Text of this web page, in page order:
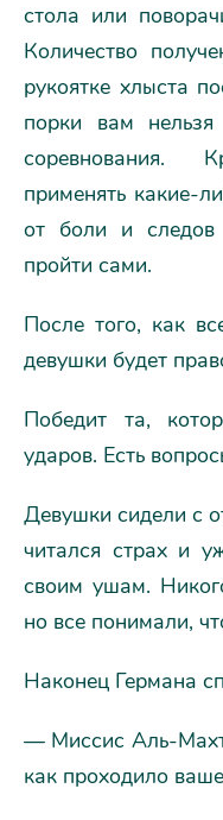
стола или
Количество
рукоятке хлыста
порки вам
соревнования.
применять какие-
от боли и
пройти сами.
После того, как
девушки будет
Победит та,
ударов. Есть
Девушки сидели с
читался страх и
своим ушам.
но все понимали,
Наконец Германа
— Миссис Аль-
как проходило